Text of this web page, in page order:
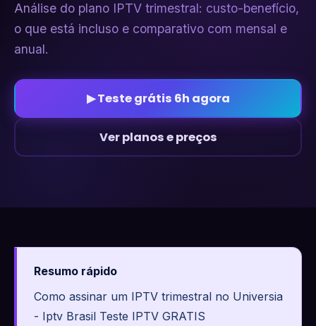
Análise do plano IPTV trimestral: custo-benefício,
o que está incluso e comparativo com mensal e
anual.
▶ Teste grátis 6h agora
Ver planos e preços
Resumo rápido
Como assinar um IPTV trimestral no Universia
- Iptv Brasil Teste IPTV GRATIS